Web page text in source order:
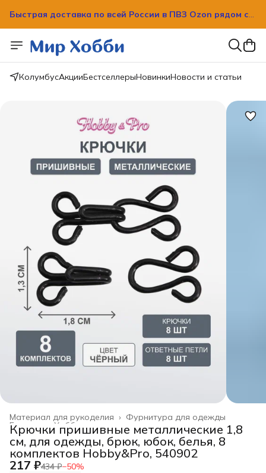
Быстрая доставка по всей России в ПВЗ Ozon рядом с
Быстрая доставка по всей России в ПВЗ Ozon рядом с
вашим домом!
КолумбусАкцииБестселлерыНовинкиНовости и статьи
Фурнитура для одежды
Материал для рукоделия ›
Хобби и творчество ›
Главная ›
Крючки пришивные металлические 1,8
см, для одежды, брюк, юбок, белья, 8
комплектов Hobby&Pro, 540902
217 ₽434 ₽−50%